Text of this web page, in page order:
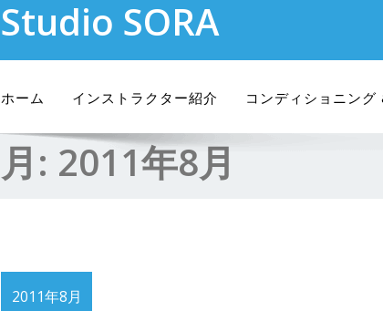
Studio SORA
ホーム インストラクター紹介 コンディショニン
月: 2011年8月
2011年8月